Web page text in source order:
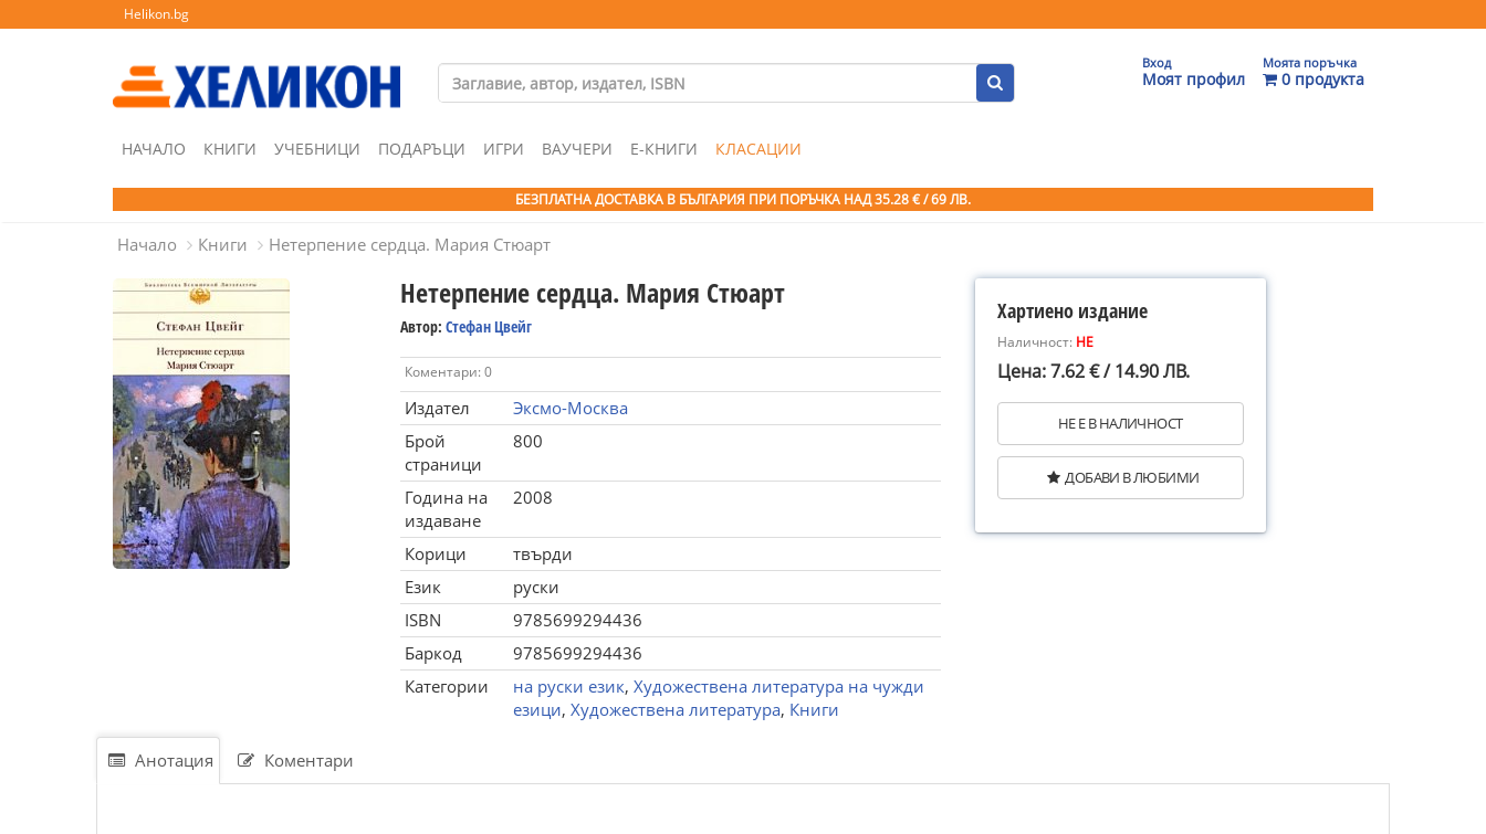
Helikon.bg
Вход
Моят профил
Моята поръчка
0 продукта
НАЧАЛО КНИГИ УЧЕБНИЦИ ПОДАРЪЦИ ИГРИ ВАУЧЕРИ Е-КНИГИ КЛАСАЦИИ
БЕЗПЛАТНА ДОСТАВКА В БЪЛГАРИЯ ПРИ ПОРЪЧКА НАД 35.28 € / 69 ЛВ.
Начало Книги Нетерпение сердца. Мария Стюарт
Нетерпение сердца. Мария Стюарт
Автор: Стефан Цвейг
Коментари: 0
Издател
Эксмо-Москва
Брой
страници
800
Година на
издаване
2008
Корици
твърди
Език
руски
ISBN
9785699294436
Баркод
9785699294436
Категории
на руски език, Художествена литература на чужди
езици, Художествена литература, Книги
Хартиено издание
Наличност: НЕ
Цена: 7.62 € / 14.90 ЛВ.
НЕ Е В НАЛИЧНОСТ
ДОБАВИ В ЛЮБИМИ
Анотация Коментари